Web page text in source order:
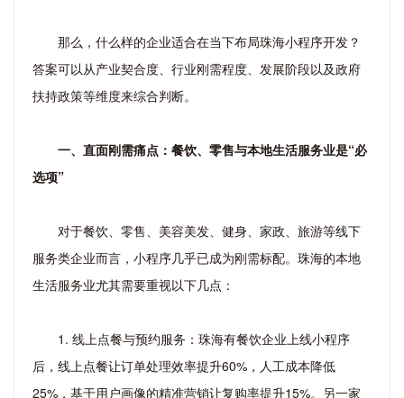
那么，什么样的企业适合在当下布局珠海小程序开发？
答案可以从产业契合度、行业刚需程度、发展阶段以及政府
扶持政策等维度来综合判断。
一、直面刚需痛点：餐饮、零售与本地生活服务业是“必
选项”
对于餐饮、零售、美容美发、健身、家政、旅游等线下
服务类企业而言，小程序几乎已成为刚需标配。珠海的本地
生活服务业尤其需要重视以下几点：
1. 线上点餐与预约服务：珠海有餐饮企业上线小程序
后，线上点餐让订单处理效率提升60%，人工成本降低
25%，基于用户画像的精准营销让复购率提升15%。另一家